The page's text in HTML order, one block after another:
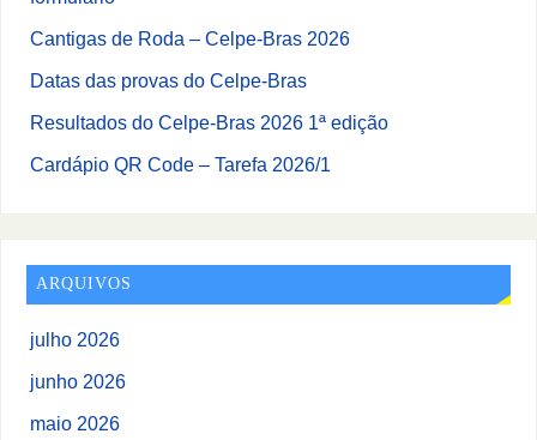
Cantigas de Roda – Celpe-Bras 2026
Datas das provas do Celpe-Bras
Resultados do Celpe-Bras 2026 1ª edição
Cardápio QR Code – Tarefa 2026/1
ARQUIVOS
julho 2026
junho 2026
maio 2026